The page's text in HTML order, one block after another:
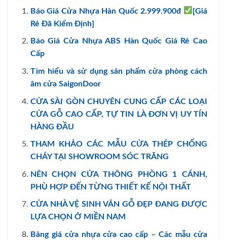
Báo Giá Cửa Nhựa Hàn Quốc 2.999.900đ
[Giá
Rẻ Đã Kiểm Định]
Báo Giá Cửa Nhựa ABS Hàn Quốc Giá Rẻ Cao
Cấp
Tìm hiểu và sử dụng sản phẩm cửa phòng cách
âm cửa SaigonDoor
CỬA SÀI GÒN CHUYÊN CUNG CẤP CÁC LOẠI
CỬA GỖ CAO CẤP, TỰ TIN LÀ ĐƠN VỊ UY TÍN
HÀNG ĐẦU
THAM KHẢO CÁC MẪU CỬA THÉP CHỐNG
CHÁY TẠI SHOWROOM SÓC TRĂNG
NÊN CHỌN CỬA THÔNG PHÒNG 1 CÁNH,
PHÙ HỢP ĐẾN TỪNG THIẾT KẾ NỘI THẤT
CỬA NHÀ VỆ SINH VÂN GỖ ĐẸP ĐANG ĐƯỢC
LỰA CHỌN Ở MIỀN NAM
Bảng giá cửa nhựa cửa cao cấp – Các mẫu cửa